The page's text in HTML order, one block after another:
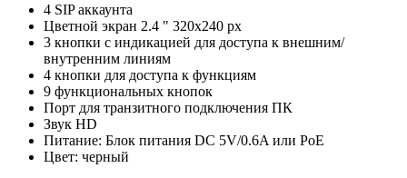
4 SIP аккаунта
Цветной экран 2.4 " 320х240 px
3 кнопки с индикацией для доступа к внешним/
внутренним линиям
4 кнопки для доступа к функциям
9 функциональных кнопок
Порт для транзитного подключения ПК
Звук HD
Питание: Блок питания DC 5V/0.6A или PoE
Цвет: черный